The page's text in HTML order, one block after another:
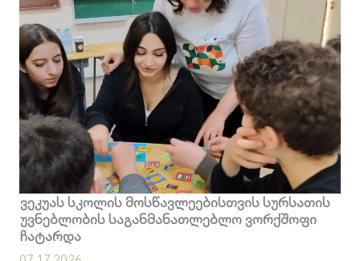
ვეკუას სკოლის მოსწავლეებისთვის სურსათის
უვნებლობის საგანმანათლებლო ვორქშოფი
ჩატარდა